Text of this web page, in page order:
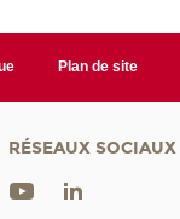
Plan de site
RÉSEAUX SOCIAUX